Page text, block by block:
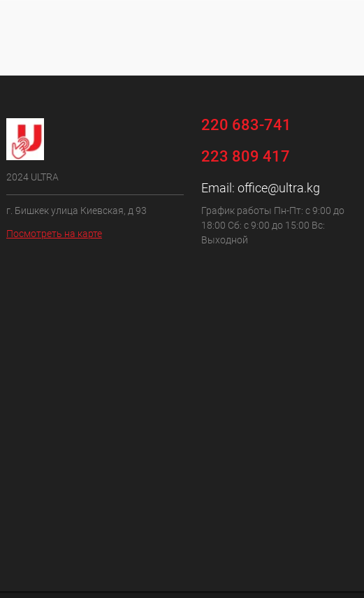
2024 ULTRA
г. Бишкек улица Киевская, д 93
Посмотреть на карте
220 683-741
223 809 417
Email: office@ultra.kg
График работы Пн-Пт: с 9:00 до
18:00 Сб: с 9:00 до 15:00 Вс:
Выходной